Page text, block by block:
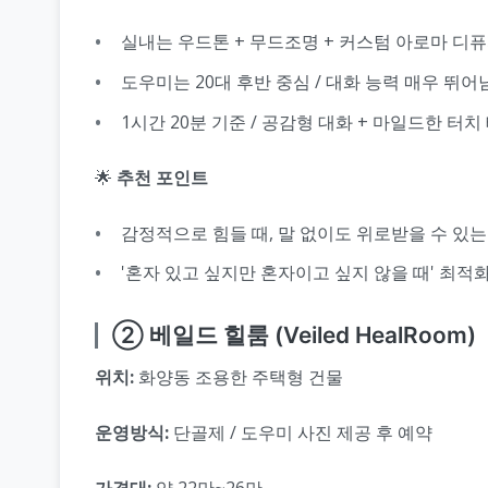
실내는 우드톤 + 무드조명 + 커스텀 아로마 디
도우미는 20대 후반 중심 / 대화 능력 매우 뛰어
1시간 20분 기준 / 공감형 대화 + 마일드한 터치
🌟 추천 포인트
감정적으로 힘들 때, 말 없이도 위로받을 수 있
'혼자 있고 싶지만 혼자이고 싶지 않을 때' 최적
② 베일드 힐룸 (Veiled HealRoom)
위치: 화양동 조용한 주택형 건물
운영방식: 단골제 / 도우미 사진 제공 후 예약